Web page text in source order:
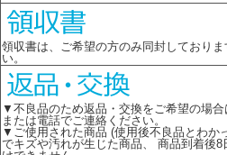
領収書は、ご希望の方のみ同封しており
い。
▼不良品のため返品・交換をご希望の場
または電話でご連絡ください。
▼ご使用された商品 (使用後不良品とわ
でキズや汚れが生じた商品、 商品到着後